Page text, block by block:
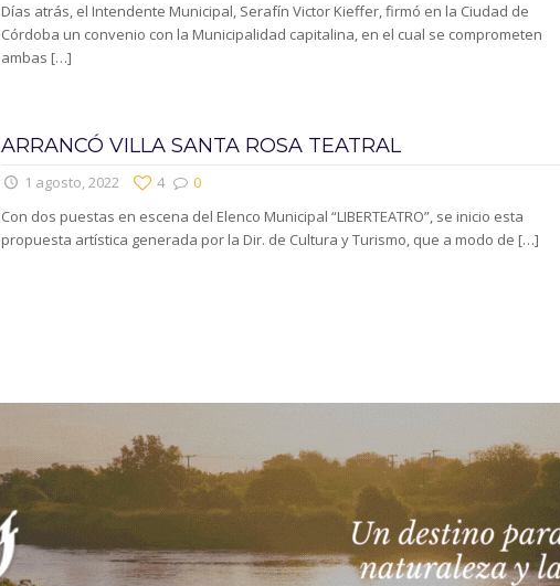
Días atrás, el Intendente Municipal, Serafín Victor Kieffer, firmó en la Ciudad de
Córdoba un convenio con la Municipalidad capitalina, en el cual se comprometen
ambas […]
ARRANCÓ VILLA SANTA ROSA TEATRAL
1 agosto, 2022 0
4
Con dos puestas en escena del Elenco Municipal “LIBERTEATRO”, se inicio esta
propuesta artística generada por la Dir. de Cultura y Turismo, que a modo de […]